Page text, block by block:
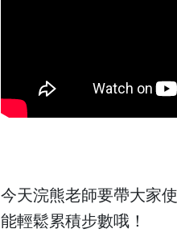
今天浣熊老師要帶大家
能輕鬆累積步數哦！